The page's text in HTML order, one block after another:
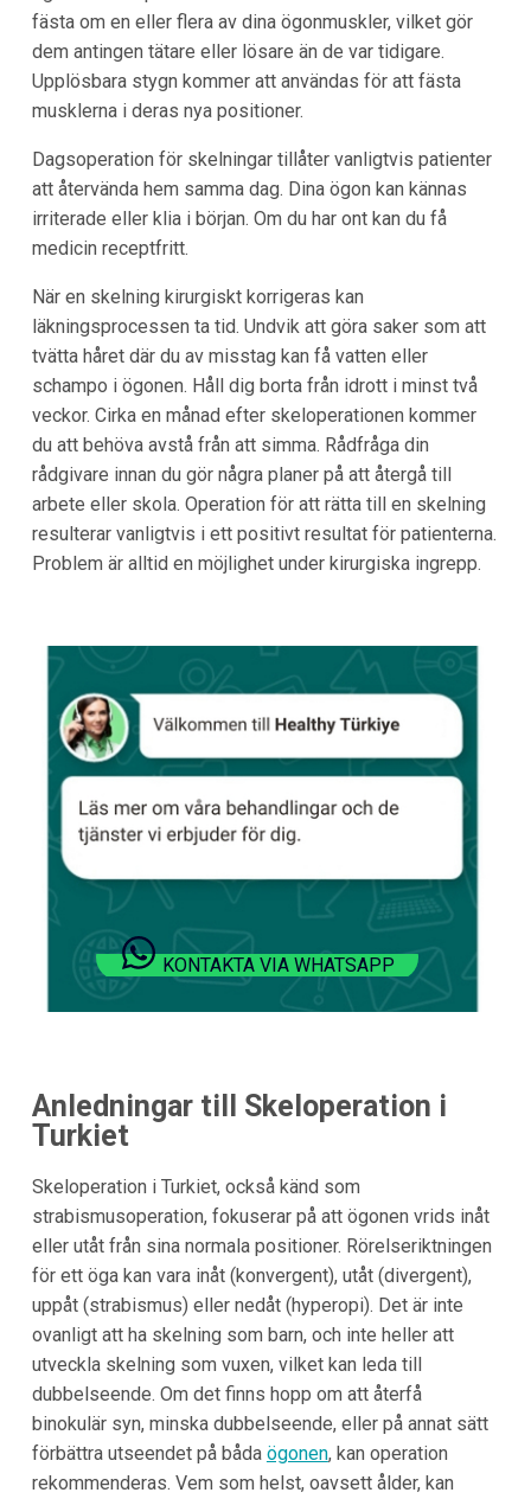
fästa om en eller flera av dina ögonmuskler, vilket gör
dem antingen tätare eller lösare än de var tidigare.
Upplösbara stygn kommer att användas för att fästa
musklerna i deras nya positioner.
Dagsoperation för skelningar tillåter vanligtvis patienter
att återvända hem samma dag. Dina ögon kan kännas
irriterade eller klia i början. Om du har ont kan du få
medicin receptfritt.
När en skelning kirurgiskt korrigeras kan
läkningsprocessen ta tid. Undvik att göra saker som att
tvätta håret där du av misstag kan få vatten eller
schampo i ögonen. Håll dig borta från idrott i minst två
veckor. Cirka en månad efter skeloperationen kommer
du att behöva avstå från att simma. Rådfråga din
rådgivare innan du gör några planer på att återgå till
arbete eller skola. Operation för att rätta till en skelning
resulterar vanligtvis i ett positivt resultat för patienterna.
Problem är alltid en möjlighet under kirurgiska ingrepp.
KONTAKTA VIA WHATSAPP
Anledningar till Skeloperation i
Turkiet
Skeloperation i Turkiet, också känd som
strabismusoperation, fokuserar på att ögonen vrids inåt
eller utåt från sina normala positioner. Rörelseriktningen
för ett öga kan vara inåt (konvergent), utåt (divergent),
uppåt (strabismus) eller nedåt (hyperopi). Det är inte
ovanligt att ha skelning som barn, och inte heller att
utveckla skelning som vuxen, vilket kan leda till
dubbelseende. Om det finns hopp om att återfå
binokulär syn, minska dubbelseende, eller på annat sätt
förbättra utseendet på båda ögonen, kan operation
rekommenderas. Vem som helst, oavsett ålder, kan